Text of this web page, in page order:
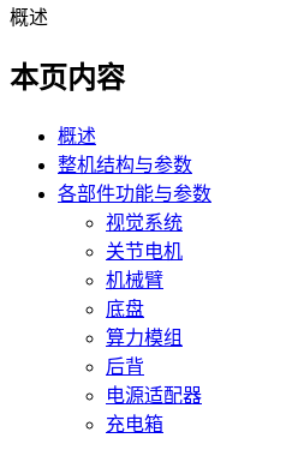
概述
本页内容
概述
整机结构与参数
各部件功能与参数
视觉系统
关节电机
机械臂
底盘
算力模组
后背
电源适配器
充电箱